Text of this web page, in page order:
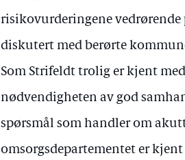
risikovurderingene
diskutert med berørte
Som Strifeldt trolig er kjent
nødvendigheten av god
spørsmål som handler om
omsorgsdepartementet er